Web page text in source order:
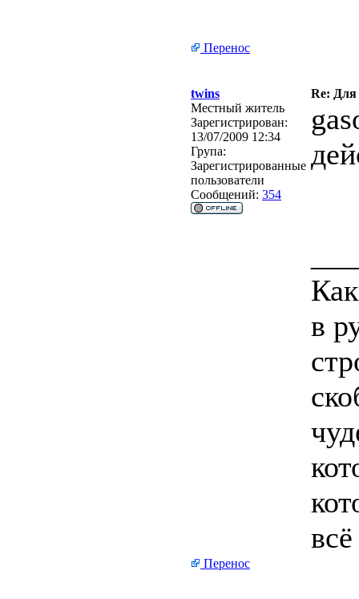
Перенос
twins
Re: Для
Местный житель
Зарегистрирован:
13/07/2009 12:34
Група:
Зарегистрированные
пользователи
Сообщений: 354
в
Перенос